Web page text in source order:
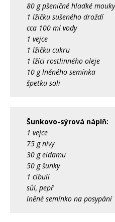
80 g pšeničné hladké
1 lžičku sušeného droždí
cca 100 ml vody
1 vejce
1 lžičku cukru
1 lžíci rostlinného oleje
10 g lněného semínka
špetku soli
Šunkovo-sýrová náplň:
1 vejce
75 g nivy
30 g eidamu
50 g šunky
1 cibuli
sůl, pepř
lněné semínko na posypání